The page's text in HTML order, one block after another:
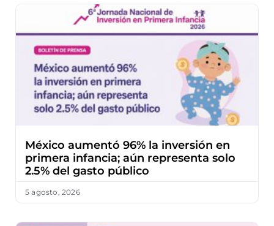
México aumentó 96% la inversión en
primera infancia; aún representa solo
2.5% del gasto público
5 agosto, 2026